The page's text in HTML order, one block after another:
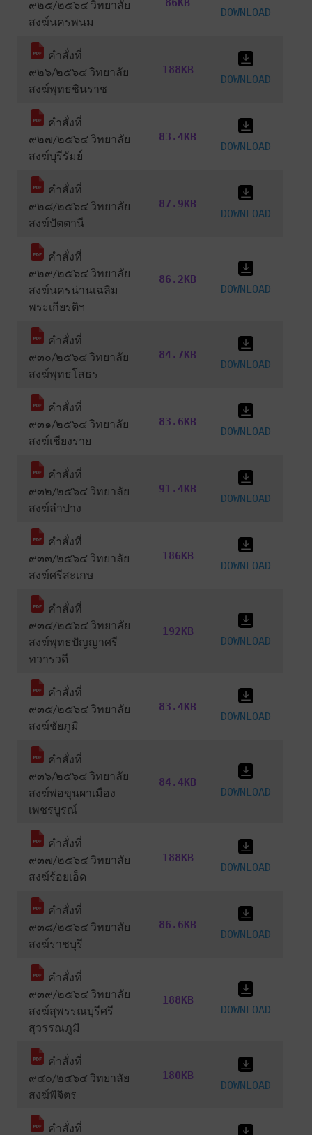
๙๒๕/๒๕๖๔ วิทยาลัย
สงฆ์นครพนม
86KB
DOWNLOAD
คำสั่งที่
๙๒๖/๒๕๖๔ วิทยาลัย
สงฆ์พุทธชินราช
188KB
DOWNLOAD
คำสั่งที่
๙๒๗/๒๕๖๔ วิทยาลัย
สงฆ์บุรีรัมย์
83.4KB
DOWNLOAD
คำสั่งที่
๙๒๘/๒๕๖๔ วิทยาลัย
สงฆ์ปัตตานี
87.9KB
DOWNLOAD
คำสั่งที่
๙๒๙/๒๕๖๔ วิทยาลัย
สงฆ์นครน่านเฉลิม
พระเกียรติฯ
86.2KB
DOWNLOAD
คำสั่งที่
๙๓๐/๒๕๖๔ วิทยาลัย
สงฆ์พุทธโสธร
84.7KB
DOWNLOAD
คำสั่งที่
๙๓๑/๒๕๖๔ วิทยาลัย
สงฆ์เชียงราย
83.6KB
DOWNLOAD
คำสั่งที่
๙๓๒/๒๕๖๔ วิทยาลัย
สงฆ์ลำปาง
91.4KB
DOWNLOAD
คำสั่งที่
๙๓๓/๒๕๖๔ วิทยาลัย
สงฆ์ศรีสะเกษ
186KB
DOWNLOAD
คำสั่งที่
๙๓๔/๒๕๖๔ วิทยาลัย
สงฆ์พุทธปัญญาศรี
ทวารวดี
192KB
DOWNLOAD
คำสั่งที่
๙๓๕/๒๕๖๔ วิทยาลัย
สงฆ์ชัยภูมิ
83.4KB
DOWNLOAD
คำสั่งที่
๙๓๖/๒๕๖๔ วิทยาลัย
สงฆ์พ่อขุนผาเมือง
เพชรบูรณ์
84.4KB
DOWNLOAD
คำสั่งที่
๙๓๗/๒๕๖๔ วิทยาลัย
สงฆ์ร้อยเอ็ด
188KB
DOWNLOAD
คำสั่งที่
๙๓๘/๒๕๖๔ วิทยาลัย
สงฆ์ราชบุรี
86.6KB
DOWNLOAD
คำสั่งที่
๙๓๙/๒๕๖๔ วิทยาลัย
สงฆ์สุพรรณบุรีศรี
สุวรรณภูมิ
188KB
DOWNLOAD
คำสั่งที่
๙๔๐/๒๕๖๔ วิทยาลัย
สงฆ์พิจิตร
180KB
DOWNLOAD
คำสั่งที่